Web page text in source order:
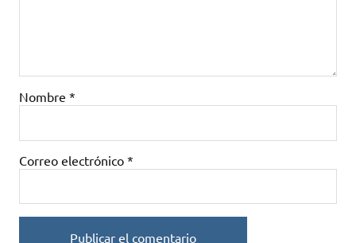
Nombre *
Correo electrónico *